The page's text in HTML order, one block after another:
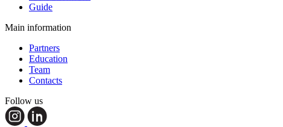
Guide
Main information
Partners
Education
Team
Contacts
Follow us